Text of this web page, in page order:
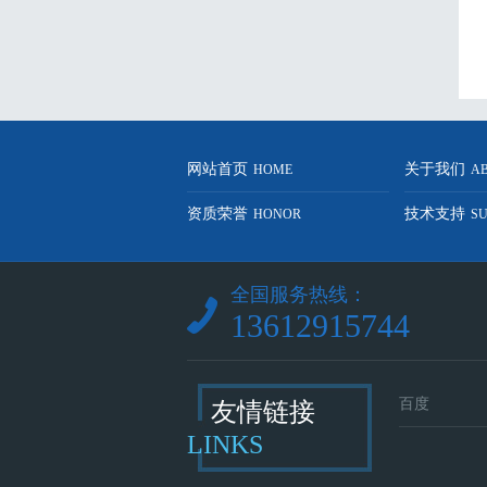
网站首页 HOME 关于我们
资质荣誉 HONOR 技术支持
全国服务热线：
13612915744
友情链接
LINKS
百度